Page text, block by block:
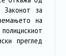
за
на
преглед